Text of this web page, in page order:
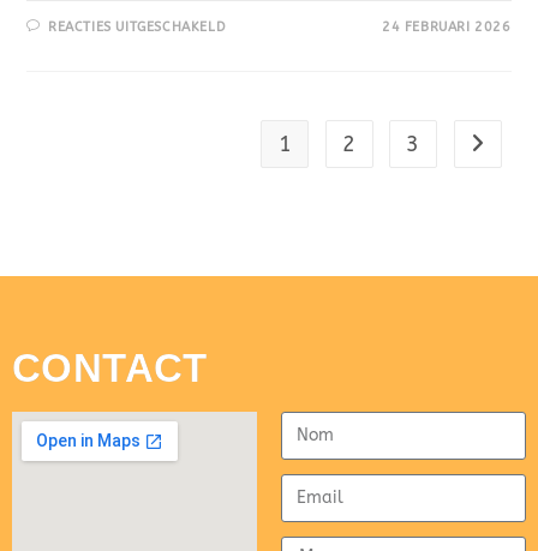
REACTIES UITGESCHAKELD 24 FEBRUARI 2026
1 2 3
CONTACT